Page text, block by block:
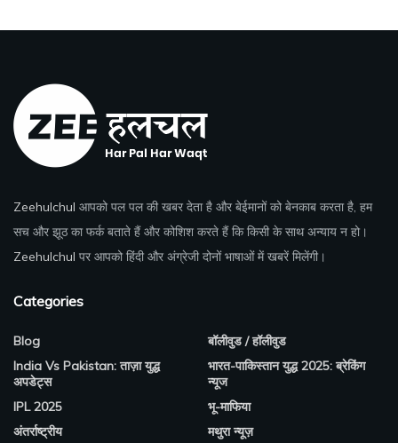
Zeehulchul आपको पल पल की खबर देता है और बेईमानों को बेनकाब करता है, हम
सच और झूठ का फर्क बताते हैं और कोशिश करते हैं कि किसी के साथ अन्याय न हो।
Zeehulchul पर आपको हिंदी और अंग्रेजी दोनों भाषाओं में खबरें मिलेंगी।
Categories
Blog
India Vs Pakistan: ताज़ा युद्ध
अपडेट्स
IPL 2025
अंतर्राष्ट्रीय
बॉलीवुड / हॉलीवुड
भारत-पाकिस्तान युद्ध 2025: ब्रेकिंग
न्यूज
भू-माफिया
मथुरा न्यूज़